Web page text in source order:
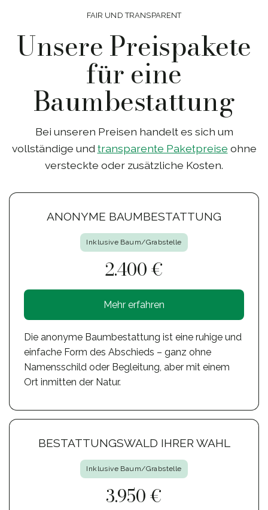
FAIR UND TRANSPARENT
Unsere Preispakete
für eine
Baumbestattung
Bei unseren Preisen handelt es sich um
vollständige und transparente Paketpreise ohne
versteckte oder zusätzliche Kosten.
ANONYME BAUMBESTATTUNG
Inklusive Baum/Grabstelle
2.400 €
Mehr erfahren
Die anonyme Baumbestattung ist eine ruhige und
einfache Form des Abschieds – ganz ohne
Namensschild oder Begleitung, aber mit einem
Ort inmitten der Natur.
BESTATTUNGSWALD IHRER WAHL
Inklusive Baum/Grabstelle
3.950 €